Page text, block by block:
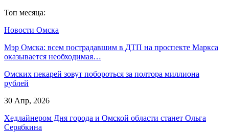
Топ месяца:
Новости Омска
Мэр Омска: всем пострадавшим в ДТП на проспекте Маркса
оказывается необходимая…
Омских пекарей зовут побороться за полтора миллиона
рублей
30 Апр, 2026
Хедлайнером Дня города и Омской области станет Ольга
Серябкина